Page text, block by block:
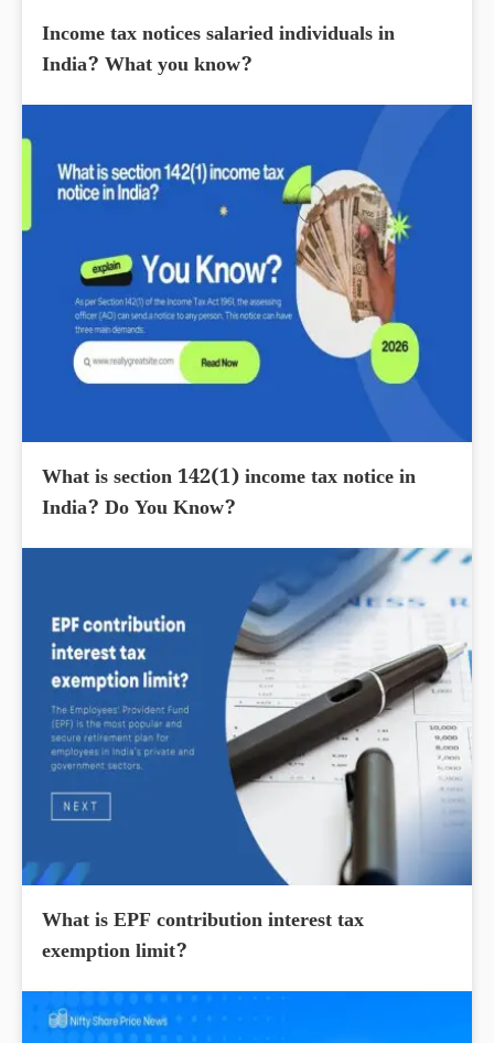
Income tax notices salaried individuals in
India? What you know?
What is section 142(1) income tax notice in
India? Do You Know?
What is EPF contribution interest tax
exemption limit?